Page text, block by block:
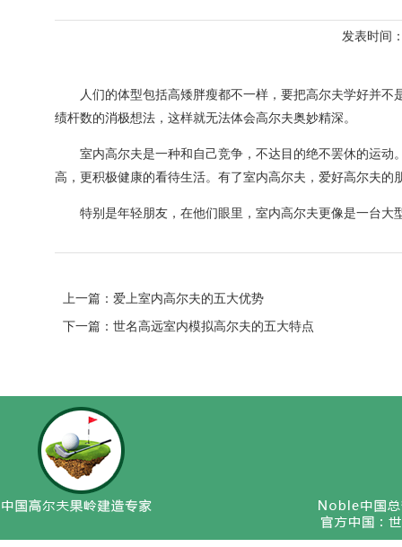
发表时间
人们的体型包括高矮胖瘦都不一样，要把高尔夫学好并不
绩杆数的消极想法，这样就无法体会高尔夫奥妙精深。
室内高尔夫是一种和自己竞争，不达目的绝不罢休的运动
高，更积极健康的看待生活。有了室内高尔夫，爱好高尔夫
特别是年轻朋友，在他们眼里，室内高尔夫更像是一台大
上一篇： 爱上室内高尔夫的五大优势
下一篇： 世名高远室内模拟高尔夫的五大特点